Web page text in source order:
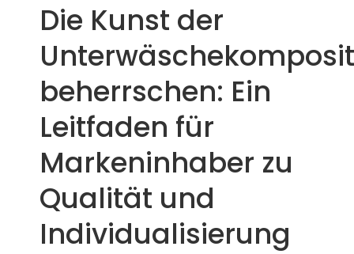
Die Kunst der
beherrschen: Ein
Leitfaden für
Markeninhaber zu
Qualität und
Individualisierung